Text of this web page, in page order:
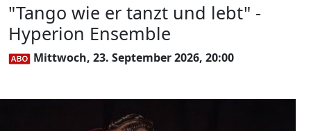
"Tango wie er tanzt und lebt" -
Hyperion Ensemble
Mittwoch, 23. September 2026, 20:00